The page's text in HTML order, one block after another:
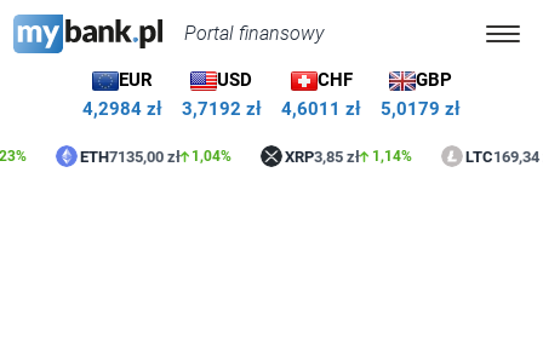
Portal finansowy
EUR
4,2984 zł
USD
3,7192 zł
CHF
4,6011 zł
GBP
5,0179 zł
ETH 7135,00 zł 1,04% XRP 3,85 zł 1,14% LTC 169,34 zł